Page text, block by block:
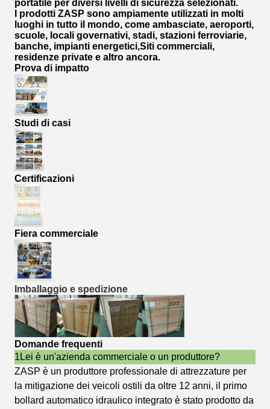
portatile per diversi livelli di sicurezza selezionati.
I prodotti ZASP sono ampiamente utilizzati in molti
luoghi in tutto il mondo, come ambasciate, aeroporti,
scuole, locali governativi, stadi, stazioni ferroviarie,
banche, impianti energetici,Siti commerciali,
residenze private e altro ancora.
Prova di impatto
Studi di casi
Certificazioni
Fiera commerciale
Imballaggio e spedizione
Domande frequenti
1Lei è un'azienda commerciale o un produttore?
ZASP è un produttore professionale di attrezzature per
la mitigazione dei veicoli ostili da oltre 12 anni, il primo
bollard automatico idraulico integrato è stato prodotto da